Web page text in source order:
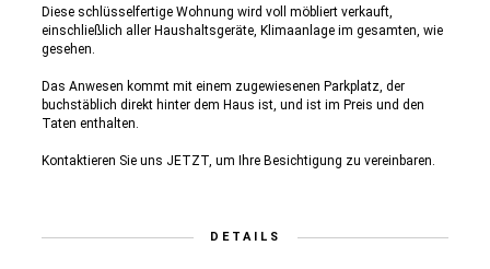
Diese schlüsselfertige Wohnung wird voll möbliert verkauft,
einschließlich aller Haushaltsgeräte, Klimaanlage im gesamten, wie
gesehen.
Das Anwesen kommt mit einem zugewiesenen Parkplatz, der
buchstäblich direkt hinter dem Haus ist, und ist im Preis und den
Taten enthalten.
Kontaktieren Sie uns JETZT, um Ihre Besichtigung zu vereinbaren.
DETAILS